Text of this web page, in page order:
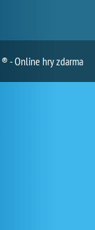
- Online hry zdarma